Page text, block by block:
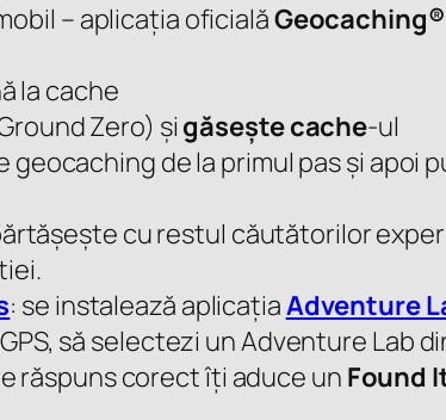
– aplicația oficialăGeocaching®
la cache
Zero) și găsește cache-ul
geocaching de la primul pas și apoi
cu restul căutătorilor
: se instalează aplicațiaAdventure
să selectezi un Adventure Lab
răspuns corect îți aduce un Found